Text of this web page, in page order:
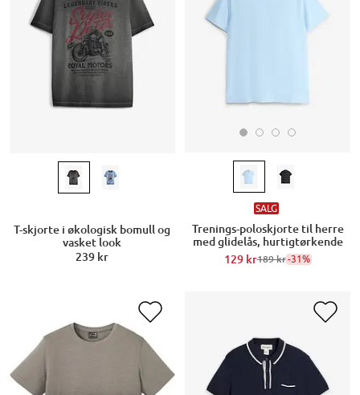
T-skjorte i økologisk bomull og
vasket look
239 kr
SALG
Trenings-poloskjorte til herre
med glidelås, hurtigtørkende
129 kr189 kr-31%